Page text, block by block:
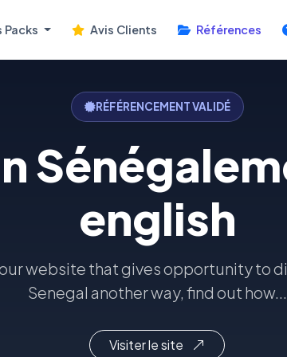
Packs Avis Clients Références
RÉFÉRENCEMENT VALIDÉ
english
website that gives opportunity to
Senegal another way, find out how...
Visiter le site